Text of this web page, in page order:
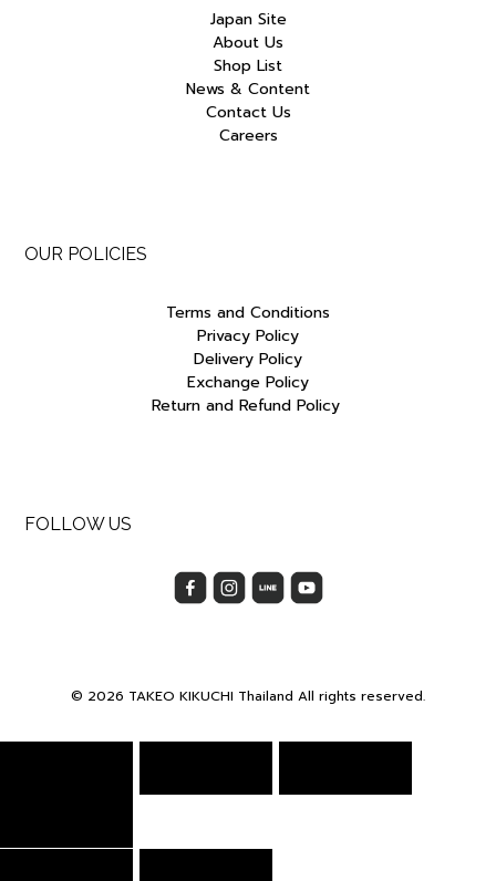
Japan Site
About Us
Shop List
News & Content
Contact Us
Careers
OUR POLICIES
Terms and Conditions
Privacy Policy
Delivery Policy
Exchange Policy
Return and Refund Policy
FOLLOW US
© 2026 TAKEO KIKUCHI Thailand All rights reserved.